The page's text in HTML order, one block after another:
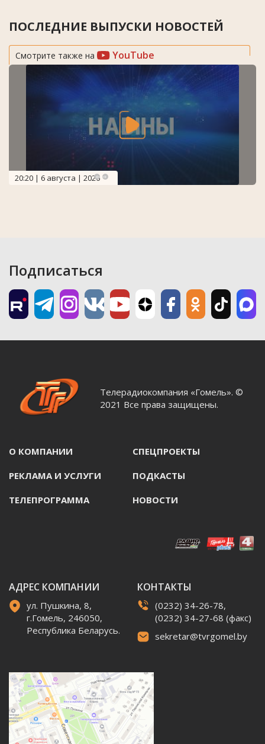
ПОСЛЕДНИЕ ВЫПУСКИ НОВОСТЕЙ
Смотрите также на YouTube
20:20 | 6 августа | 2026
Подписаться
Телерадиокомпания «Гомель». ©
2021 Все права защищены.
О КОМПАНИИ СПЕЦПРОЕКТЫ
РЕКЛАМА И УСЛУГИ ПОДКАСТЫ
ТЕЛЕПРОГРАММА НОВОСТИ
АДРЕС КОМПАНИИ
ул. Пушкина, 8,
г.Гомель, 246050,
Республика Беларусь.
КОНТАКТЫ
(0232) 34-26-78,
(0232) 34-27-68 (факс)
sekretar@tvrgomel.by